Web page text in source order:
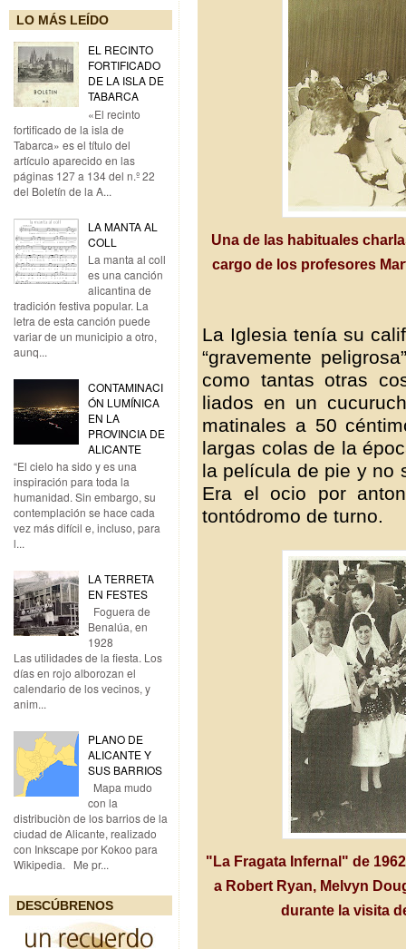
LO MÁS LEÍDO
EL RECINTO
FORTIFICADO
DE LA ISLA DE
TABARCA
«El recinto
fortificado de la isla de
Tabarca» es el título del
artículo aparecido en las
páginas 127 a 134 del n.º 22
del Boletín de la A...
LA MANTA AL
COLL
La manta al coll
es una canción
alicantina de
tradición festiva popular. La
letra de esta canción puede
variar de un municipio a otro,
aunq...
CONTAMINACI
ÓN LUMÍNICA
EN LA
PROVINCIA DE
ALICANTE
“El cielo ha sido y es una
inspiración para toda la
humanidad. Sin embargo, su
contemplación se hace cada
vez más difícil e, incluso, para
l...
LA TERRETA
EN FESTES
Foguera de
Benalúa, en
1928
Las utilidades de la fiesta. Los
días en rojo alborozan el
calendario de los vecinos, y
anim...
PLANO DE
ALICANTE Y
SUS BARRIOS
Mapa mudo
con la
distribuciòn de los barrios de la
ciudad de Alicante, realizado
con Inkscape por Kokoo para
Wikipedia. Me pr...
DESCÚBRENOS
Una de las habituales
cargo de los profesores
La Iglesia tenía su
“gravemente
como tantas otras
liados en un
matinales a 50
largas colas de la
la película de pie y no
Era el ocio por
tontódromo de turno.
"La Fragata Infernal" de
a Robert Ryan, Melvyn
durante la visita